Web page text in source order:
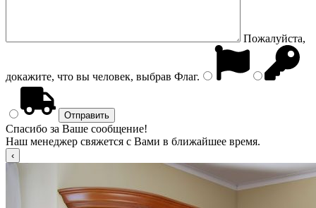
Пожалуйста,
докажите, что вы человек, выбрав Флаг.
Спасибо за Ваше сообщение!
Наш менеджер свяжется с Вами в ближайшее время.